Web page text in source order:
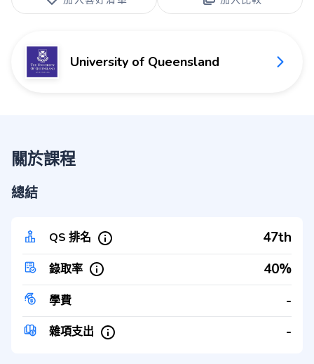
University of Queensland
關於課程
總結
QS 排名 47th
錄取率 40%
學費 -
雜項支出 -